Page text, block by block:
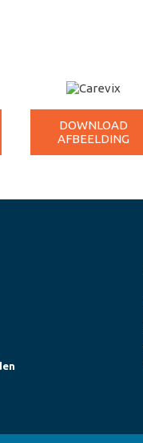
DOWNLOAD
AFBEELDING